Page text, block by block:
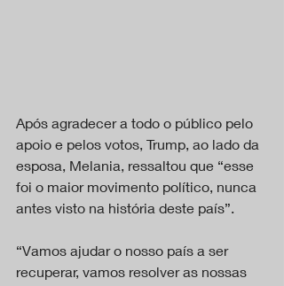
Após agradecer a todo o público pelo
apoio e pelos votos, Trump, ao lado da
esposa, Melania, ressaltou que “esse
foi o maior movimento político, nunca
antes visto na história deste país”.
“Vamos ajudar o nosso país a ser
recuperar, vamos resolver as nossas